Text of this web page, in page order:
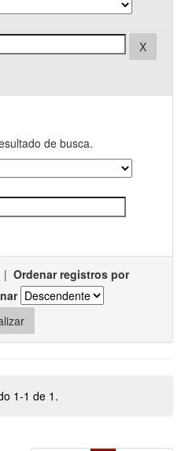
de busca.
| Ordenar registros por
1-1 de 1.